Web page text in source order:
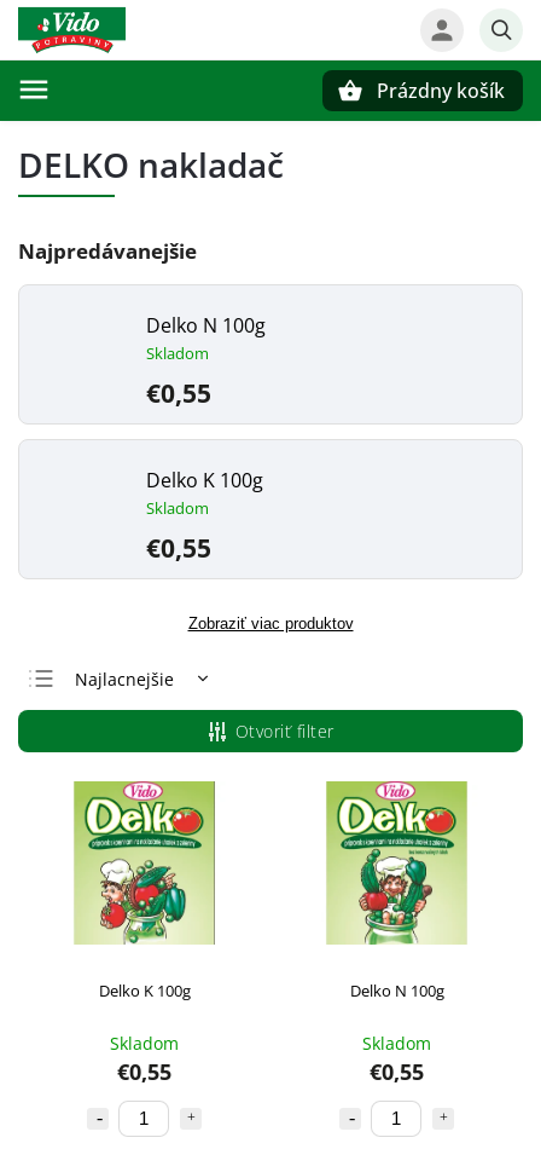
Prázdny košík
DELKO nakladač
Najpredávanejšie
Delko N 100g
Skladom
€0,55
Delko K 100g
Skladom
€0,55
Zobraziť viac produktov
Najlacnejšie
Najdrahšie
Najpredávanejšie
Abecedne
Otvoriť filter
Delko K 100g
Skladom
€0,55
Delko N 100g
Skladom
€0,55